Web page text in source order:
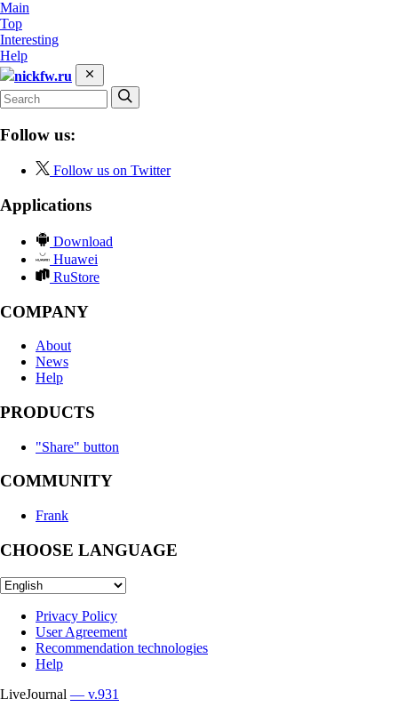
Main
Top
Interesting
Help
nickfw.ru
Follow us:
Follow us on Twitter
Applications
Download
Huawei
RuStore
COMPANY
About
News
Help
PRODUCTS
"Share" button
COMMUNITY
Frank
CHOOSE LANGUAGE
Privacy Policy
User Agreement
Recommendation technologies
Help
LiveJournal — v.931